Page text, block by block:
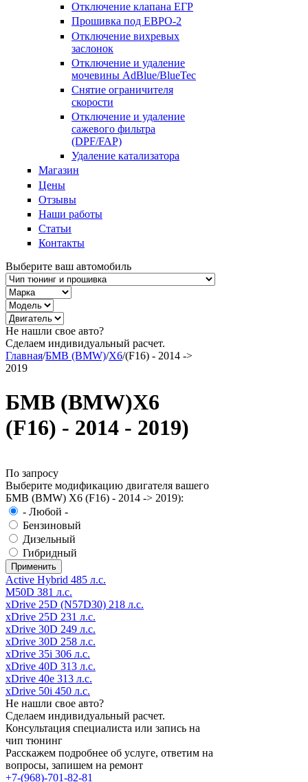
Отключение клапана ЕГР
Прошивка под ЕВРО-2
Отключение вихревых
заслонок
Отключение и удаление
мочевины AdBlue/BlueTec
Снятие ограничителя
скорости
Отключение и удаление
сажевого фильтра
(DPF/FAP)
Удаление катализатора
Магазин
Цены
Отзывы
Наши работы
Статьи
Контакты
Выберите ваш автомобиль
Не нашли свое авто?
Сделаем индивидуальный расчет.
Главная/БМВ (BMW)/X6/(F16) - 2014 ->
2019
БМВ (BMW)X6
(F16) - 2014 - 2019)
По запросу
Выберите модификацию двигателя вашего
БМВ (BMW) X6 (F16) - 2014 -> 2019):
- Любой -
Бензиновый
Дизельный
Гибридный
Active Hybrid 485 л.с.
M50D 381 л.с.
xDrive 25D (N57D30) 218 л.с.
xDrive 25D 231 л.с.
xDrive 30D 249 л.с.
xDrive 30D 258 л.с.
xDrive 35i 306 л.с.
xDrive 40D 313 л.с.
xDrive 40e 313 л.с.
xDrive 50i 450 л.с.
Не нашли свое авто?
Сделаем индивидуальный расчет.
Консультация специалиста или запись на
чип тюнинг
Расскажем подробнее об услуге, ответим на
вопросы, запишем на ремонт
+7-(968)-701-82-81